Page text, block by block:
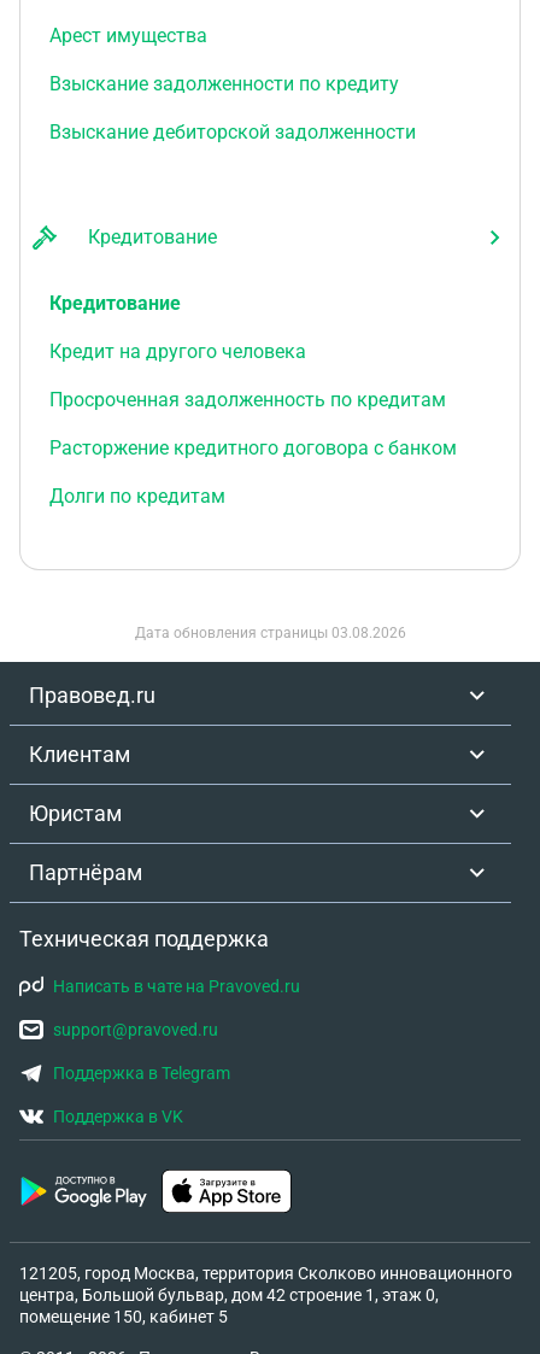
Арест имущества
Взыскание задолженности по кредиту
Взыскание дебиторской задолженности
Кредитование
Кредитование
Кредит на другого человека
Просроченная задолженность по кредитам
Расторжение кредитного договора с банком
Долги по кредитам
Дата обновления страницы 03.08.2026
Правовед.ru
Клиентам
Юристам
Партнёрам
Техническая поддержка
Написать в чате на Pravoved.ru
support@pravoved.ru
Поддержка в Telegram
Поддержка в VK
121205, город Москва, территория Сколково инновационного
центра, Большой бульвар, дом 42 строение 1, этаж 0,
помещение 150, кабинет 5